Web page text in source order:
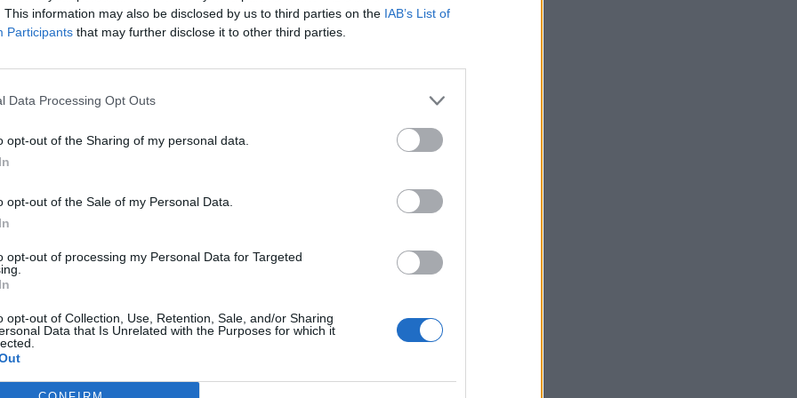
This information may also be disclosed by us to third parties on the IAB’s List of
Participants that may further disclose it to other third parties.
Data Processing Opt Outs
opt-out of the Sharing of my personal data.
opt-out of the Sale of my Personal Data.
opt-out of processing my Personal Data for Targeted
opt-out of Collection, Use, Retention, Sale, and/or Sharing
Data that Is Unrelated with the Purposes for which it
hat A380-as Airbusból kettő már újra közlekedik, az átvizsgálások miatti
(62 millió font) tesz ki. Ebben persze még nincs benne a reputációs kár, melyet
tartalmazza:
cikkarchívum
elmúlt 2 év napon belüli
Előfizetés